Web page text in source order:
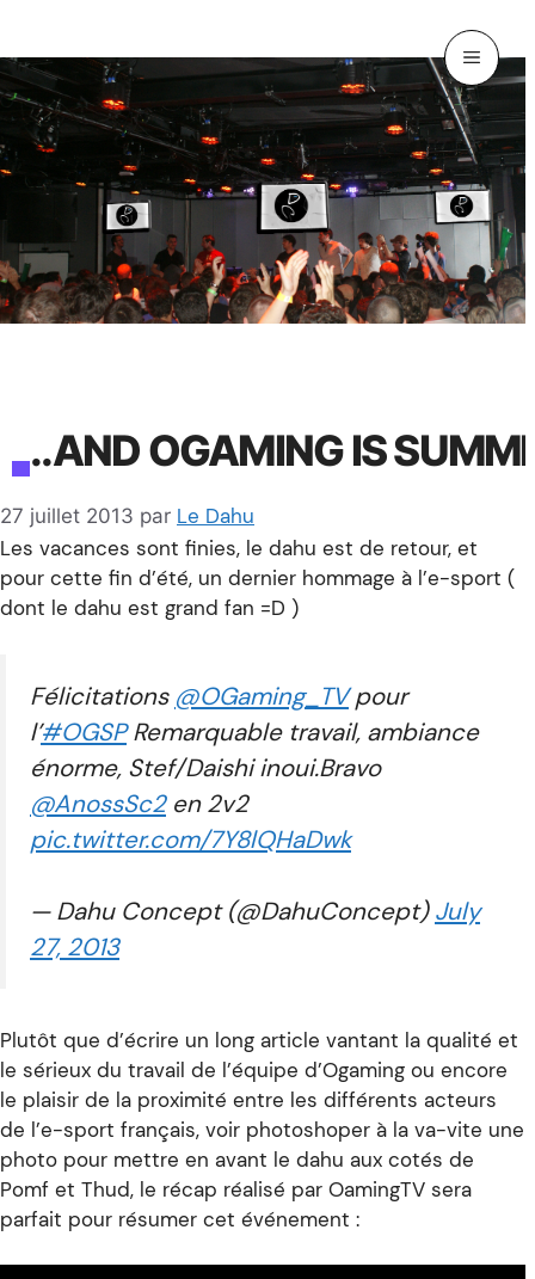
contenu
MENU
..AND OGAMING IS
27 juillet 2013 par Le Dahu
Les vacances sont finies, le dahu est de retour, et
pour cette fin d’été, un dernier hommage à l’e-sport (
dont le dahu est grand fan =D )
Félicitations @OGaming_TVpour
l’#OGSPRemarquable travail, ambiance
énorme, Stef/Daishi inoui.Bravo
@AnossSc2en 2v2
pic.twitter.com/7Y8lQHaDwk
— Dahu Concept (@DahuConcept)July
27, 2013
Plutôt que d’écrire un long article vantant la qualité et
le sérieux du travail de l’équipe d’Ogaming ou encore
le plaisir de la proximité entre les différents acteurs
de l’e-sport français, voir photoshoper à la va-vite une
photo pour mettre en avant le dahu aux cotés de
Pomf et Thud, le récap réalisé par OamingTV sera
parfait pour résumer cet événement :